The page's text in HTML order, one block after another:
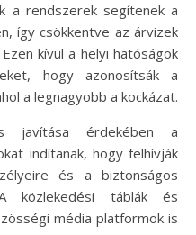
a rendszerek segítenek a
így csökkentve az árvizek
kívül a helyi hatóságok
hogy azonosítsák a
a legnagyobb a kockázat.
javítása érdekében a
indítanak, hogy felhívják
és a biztonságos
közlekedési táblák és
média platformok is